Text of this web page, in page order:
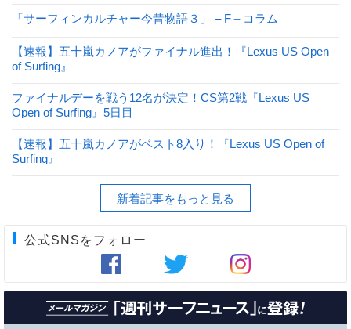
「サーフィンカルチャー今昔物語３」 – F＋コラム
【速報】五十嵐カノアがファイナル進出！『Lexus US Open
of Surfing』
ファイナルデーを戦う12名が決定！CS第2戦『Lexus US
Open of Surfing』5日目
【速報】五十嵐カノアがベスト8入り！『Lexus US Open of
Surfing』
新着記事をもっと見る
公式SNSをフォロー